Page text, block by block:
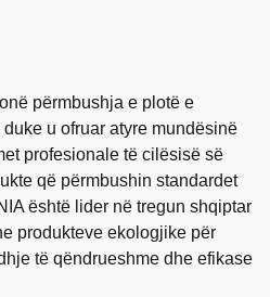
përmbushja e plotë e
u ofruar atyre mundësinë
profesionale të cilësisë së
që përmbushin standardet
është lider në tregun shqiptar
produkteve ekologjike për
të qëndrueshme dhe efikase